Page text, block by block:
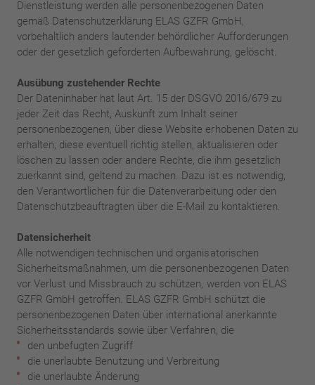
WIE KÖNNEN WIR IHNEN HELFEN?
Dienstleistung werden alle personenbezogenen Daten
gemäß Datenschutzerklärung ELAS GZFR GmbH,
vorbehaltlich anders lautender behördlicher Aufforderungen
oder der gesetzlich geforderten Aufbewahrung, gelöscht.
Ausübung zustehender Rechte
Der Dateninhaber hat laut Art. 15 der DSGVO 2016/679 zu
jeder Zeit das Recht, Auskunft zum Inhalt seiner
personenbezogenen, über diese Website erhobenen Daten zu
erhalten, diese eventuell richtig stellen, aktualisieren oder
löschen zu lassen oder andere Rechte, die ihm gesetzlich
zuerkannt sind, geltend zu machen. Dazu ist es notwendig,
den Verantwortlichen für die Datenverarbeitung oder den
Datenschutzbeauftragten über die E-Mail zu kontaktieren.
Datensicherheit
Alle notwendigen technischen und organisatorischen
Sicherheitsmaßnahmen, um die personenbezogenen Daten
vor Verlust und Missbrauch zu schützen, werden von ELAS
GZFR GmbH getroffen. ELAS GZFR GmbH schützt die
personenbezogenen Daten über international anerkannte
Sicherheitsstandards sowie über Verfahren, die
den unbefugten Zugriff
die unerlaubte Benutzung und Verbreitung
die unerlaubte Änderung